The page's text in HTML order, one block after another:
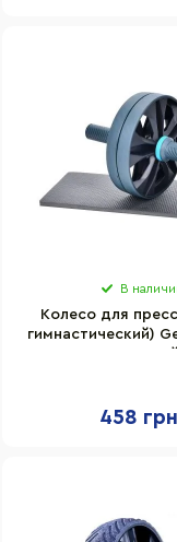
В
Колесо для
гимнастический)
458